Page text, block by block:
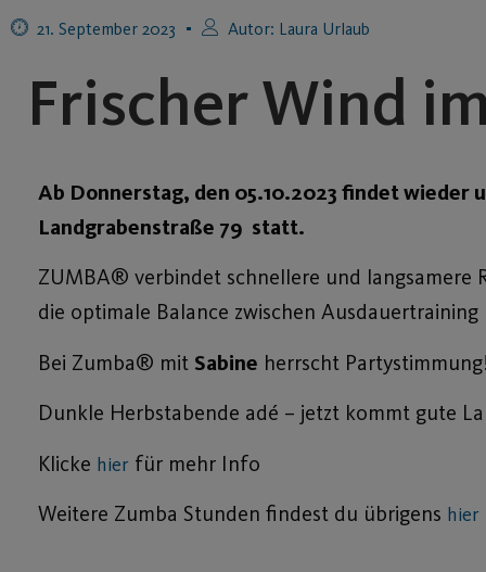
21. September 2023 Autor: Laura Urlaub
Frischer Wind
Ab Donnerstag, den 05.10.2023 findet wieder
Landgrabenstraße 79 statt.
ZUMBA® verbindet schnellere und langsamere
die optimale Balance zwischen
Bei Zumba® mit Sabine herrscht Partystimmung!
Dunkle Herbstabende adé – jetzt kommt gute
Klicke hier für mehr Info
Weitere Zumba Stunden findest du übrigens hier